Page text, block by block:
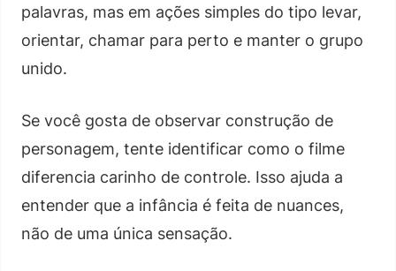
palavras, mas em ações simples do tipo levar,
orientar, chamar para perto e manter o grupo
unido.
Se você gosta de observar construção de
personagem, tente identificar como o filme
diferencia carinho de controle. Isso ajuda a
entender que a infância é feita de nuances,
não de uma única sensação.